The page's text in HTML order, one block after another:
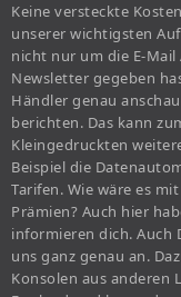
Keine versteckte
unserer wichtigsten
nicht nur um die E-
Newsletter gegeben
Händler genau
berichten. Das kann
Kleingedruckten
Beispiel die
Tarifen. Wie wäre es
Prämien? Auch hier
informieren dich. Auch
uns ganz genau an.
Konsolen aus anderen